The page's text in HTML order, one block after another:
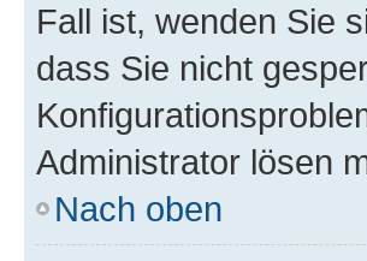
Fall ist, wenden Sie
dass Sie nicht
Administrator lösen
Nach oben